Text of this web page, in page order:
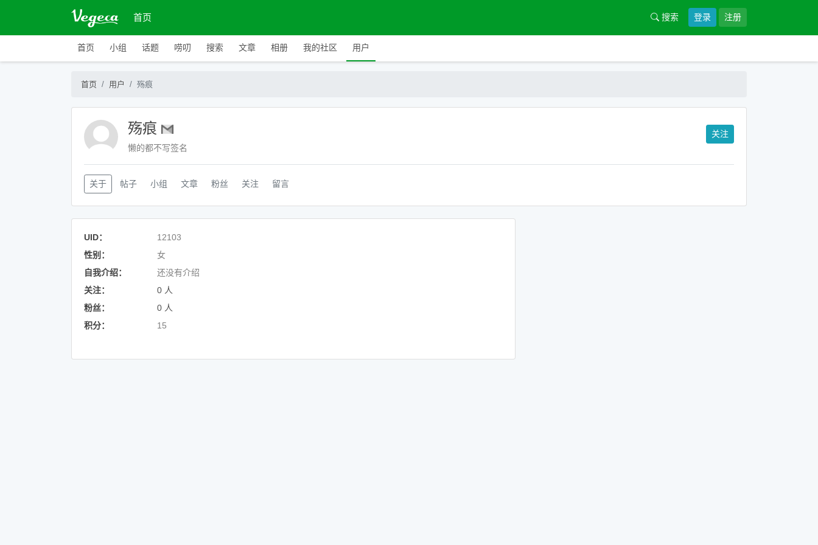
首页 搜索 登录 注册
首页 小组 话题 唠叨 搜索 文章 相册 我的社区 用户
首页 用户 殇痕
殇痕
懒的都不写签名
关注
关于 帖子 小组 文章 粉丝 关注 留言
UID：
12103
性别：
女
自我介绍：
还没有介绍
关注：
0 人
粉丝：
0 人
积分：
15